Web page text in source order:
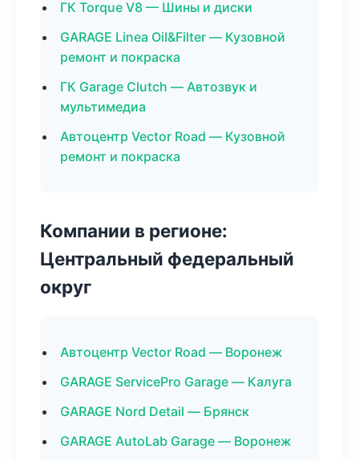
ГК Torque V8 — Шины и диски
GARAGE Linea Oil&Filter — Кузовной
ремонт и покраска
ГК Garage Clutch — Автозвук и
мультимедиа
Автоцентр Vector Road — Кузовной
ремонт и покраска
Компании в регионе:
Центральный федеральный
округ
Автоцентр Vector Road — Воронеж
GARAGE ServicePro Garage — Калуга
GARAGE Nord Detail — Брянск
GARAGE AutoLab Garage — Воронеж